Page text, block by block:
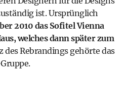
ist. Ursprünglich
2010 das Sofitel Vienna
welches dann später zum
des Rebrandings gehörte das